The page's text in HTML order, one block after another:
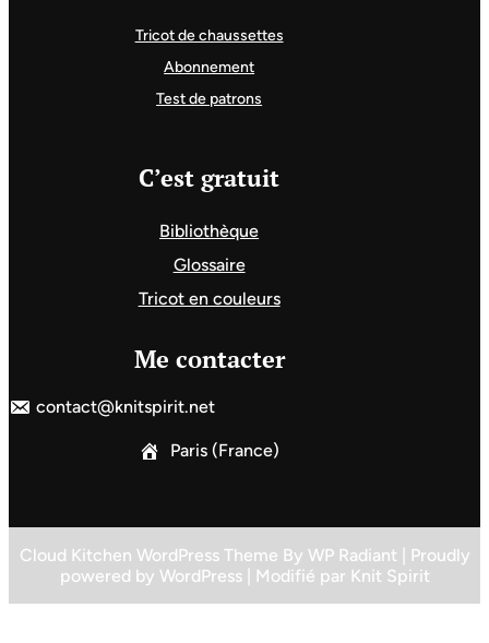
Tricot de chaussettes
Abonnement
Test de patrons
C’est gratuit
Bibliothèque
Glossaire
Tricot en couleurs
Me contacter
contact@knitspirit.net
Paris (France)
Cloud Kitchen WordPress Theme By WP Radiant | Proudly
powered by WordPress| Modifié par Knit Spirit